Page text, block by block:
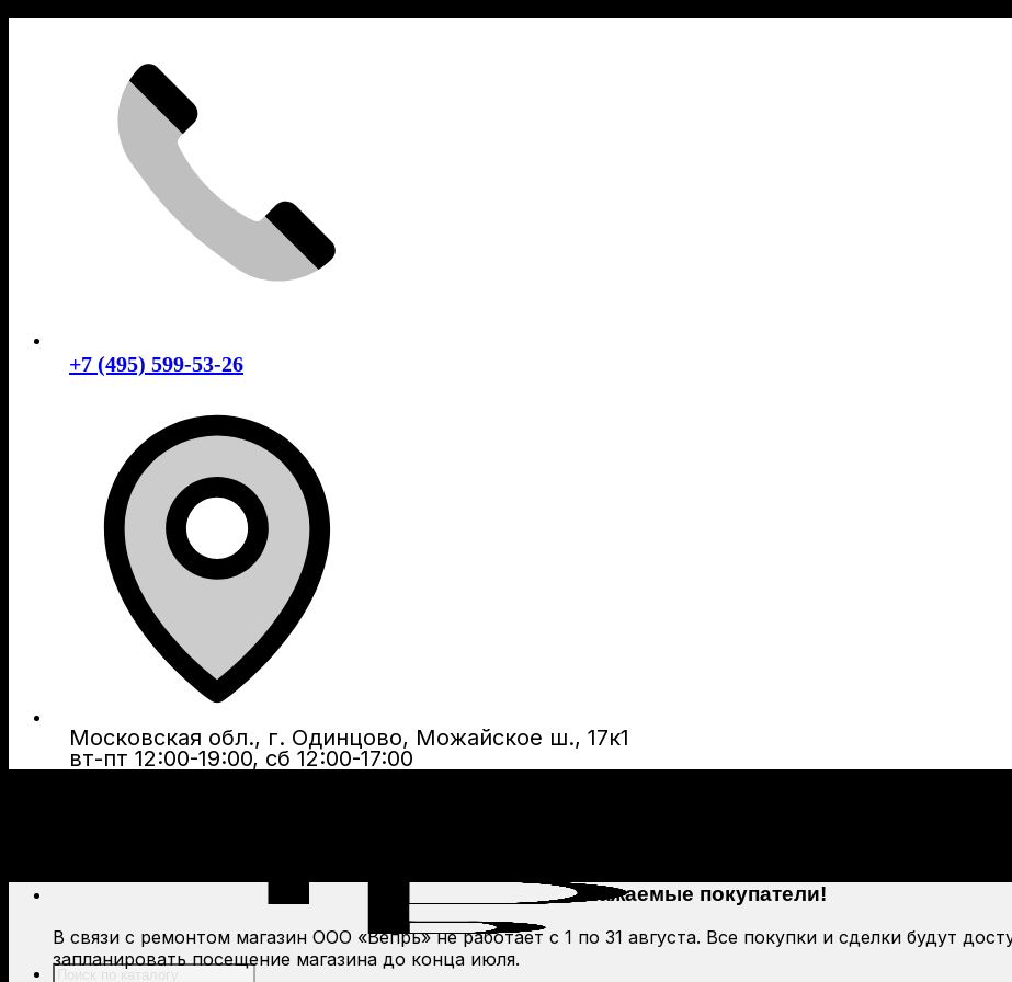
+7 (495) 599-53-26
Московская обл., г. Одинцово, Можайское ш., 17к1
вт-пт 12:00-19:00, сб 12:00-17:00
Поиск
Уважаемые покупатели!
В связи с ремонтом магазин ООО «Вепрь» не работает с 1 по 31 августа. Все покупки и сделки будут
запланировать посещение магазина до конца июля.